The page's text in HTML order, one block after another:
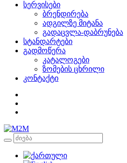
სერვისები
ბრენდირება
ადგილზე მიტანა
გადაცვლა-დაბრუნება
სტანდარტები
გადმოწერა
კატალოგები
ზომების ცხრილი
კონტაქტი